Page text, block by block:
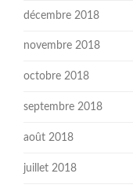
décembre 2018
novembre 2018
octobre 2018
septembre 2018
août 2018
juillet 2018